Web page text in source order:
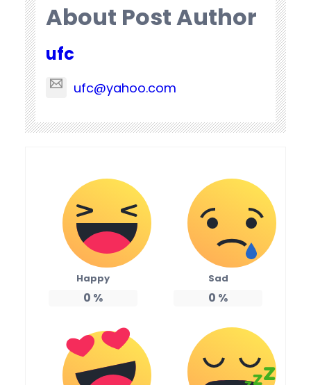
About Post Author
ufc
ufc@yahoo.com
Happy
0 %
Sad
0 %